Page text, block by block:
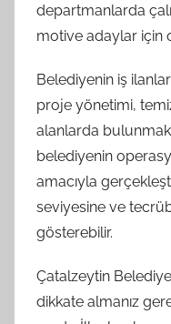
departmanlarda
motive adaylar için
Belediyenin iş
proje yönetimi,
alanlarda
belediyenin
amacıyla
seviyesine ve
gösterebilir.
Çatalzeytin
dikkate almanız